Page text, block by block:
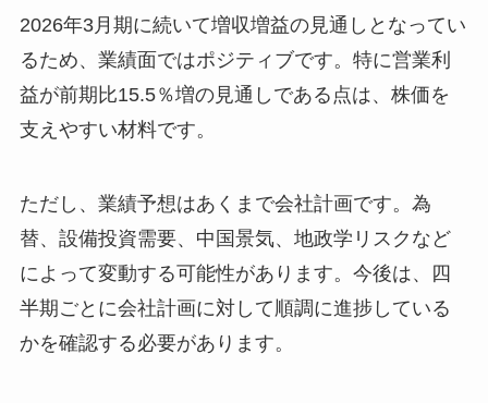
2026年3月期に続いて増収増益の見通しとなってい
るため、業績面ではポジティブです。特に営業利
益が前期比15.5％増の見通しである点は、株価を
支えやすい材料です。
ただし、業績予想はあくまで会社計画です。為
替、設備投資需要、中国景気、地政学リスクなど
によって変動する可能性があります。今後は、四
半期ごとに会社計画に対して順調に進捗している
かを確認する必要があります。